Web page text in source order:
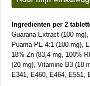
Ingredienten per 2
Guarana-Extract (100
Puama PE 4:1 (100 mg),
18% Zn (83,4 mg, 100%
(20 mg), Vitamine B3 (18
E341, E460, E464, E551,